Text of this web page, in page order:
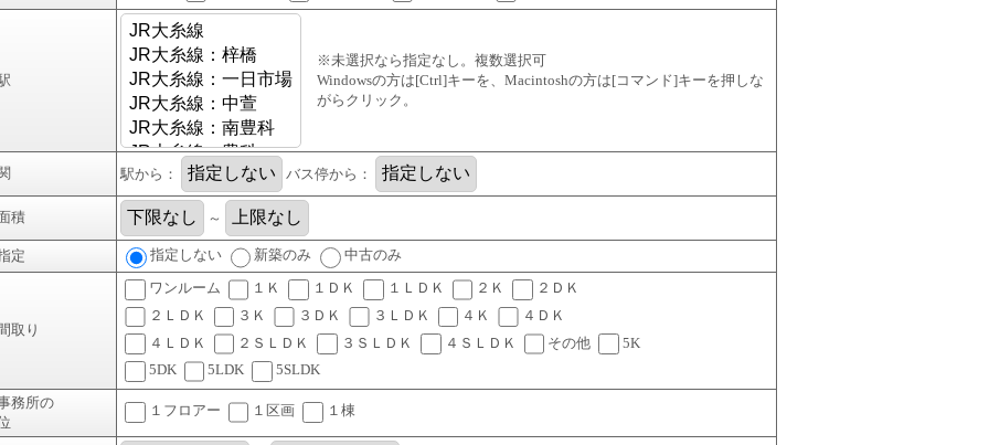
※未選択なら指定なし。複数選択可
Windowsの方は[Ctrl]キーを、Macintoshの方は[コマンド]キーを押しな
がらクリック。
駅から： バス停から：
積 ～
定 指定しない 新築のみ 中古のみ
取り
ワンルーム １Ｋ １ＤＫ １ＬＤＫ ２Ｋ
２ＤＫ
２ＬＤＫ
３Ｋ ３ＤＫ ３ＬＤＫ ４Ｋ
４ＤＫ
４ＬＤＫ
２ＳＬＤＫ ３ＳＬＤＫ ４ＳＬＤＫ その他
5K
5DK
5LDK
5SLDK
務所の
１フロアー １区画 １棟